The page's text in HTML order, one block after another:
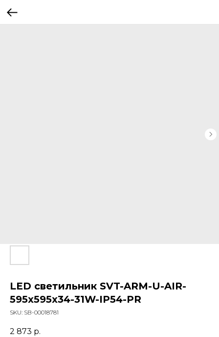
LED светильник SVT-ARM-U-AIR-
595x595x34-31W-IP54-PR
SKU: SB-00018781
2 873 р.